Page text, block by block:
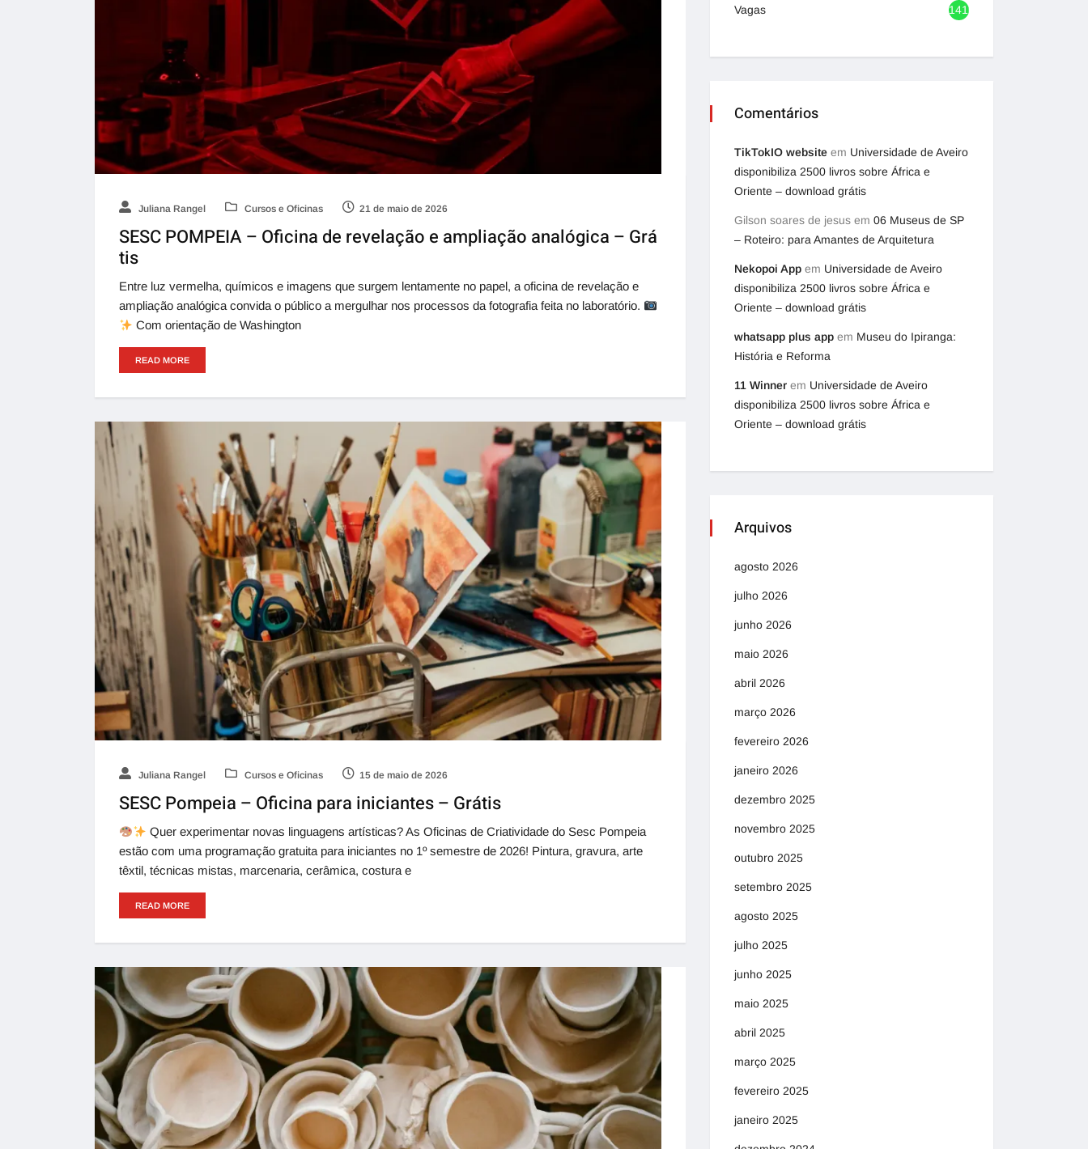
Juliana Rangel Cursos e Oficinas 21 de maio de 2026
SESC POMPEIA – Oficina de revelação e ampliação analógica – Grá
tis
Entre luz vermelha, químicos e imagens que surgem lentamente no papel, a oficina de revelação e
ampliação analógica convida o público a mergulhar nos processos da fotografia feita no laboratório.
Com orientação de Washington
READ MORE
Juliana Rangel Cursos e Oficinas 15 de maio de 2026
SESC Pompeia – Oficina para iniciantes – Grátis
Quer experimentar novas linguagens artísticas? As Oficinas de Criatividade do Sesc Pompeia
estão com uma programação gratuita para iniciantes no 1º semestre de 2026! Pintura, gravura, arte
têxtil, técnicas mistas, marcenaria, cerâmica, costura e
READ MORE
Vagas 1416
Comentários
TikTokIO website em Universidade de Aveiro
disponibiliza 2500 livros sobre África e
Oriente – download grátis
Gilson soares de jesus em 06 Museus de SP
– Roteiro: para Amantes de Arquitetura
Nekopoi App em Universidade de Aveiro
disponibiliza 2500 livros sobre África e
Oriente – download grátis
whatsapp plus app em Museu do Ipiranga:
História e Reforma
11 Winner em Universidade de Aveiro
disponibiliza 2500 livros sobre África e
Oriente – download grátis
Arquivos
agosto 2026
julho 2026
junho 2026
maio 2026
abril 2026
março 2026
fevereiro 2026
janeiro 2026
dezembro 2025
novembro 2025
outubro 2025
setembro 2025
agosto 2025
julho 2025
junho 2025
maio 2025
abril 2025
março 2025
fevereiro 2025
janeiro 2025